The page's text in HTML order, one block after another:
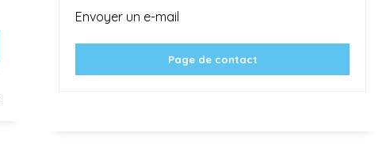
Envoyer un e-mail
Page de contact